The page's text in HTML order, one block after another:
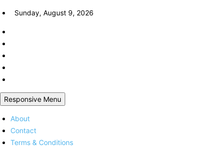
Skip
content
Sunday, August 9, 2026
Responsive Menu
About
Contact
Terms & Conditions